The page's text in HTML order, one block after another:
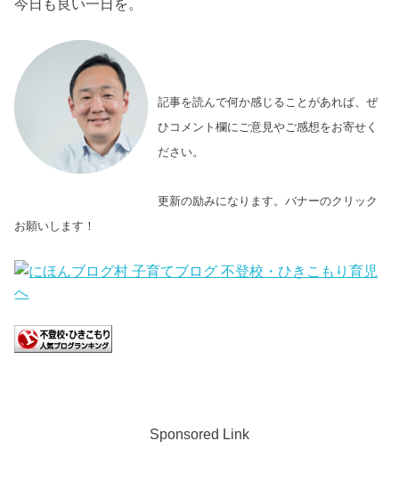
今日も良い一日を。
記事を読んで何か感じることがあれば、ぜ
ひコメント欄にご意見やご感想をお寄せく
ださい。
更新の励みになります。バナーのクリック
お願いします！
Sponsored Link